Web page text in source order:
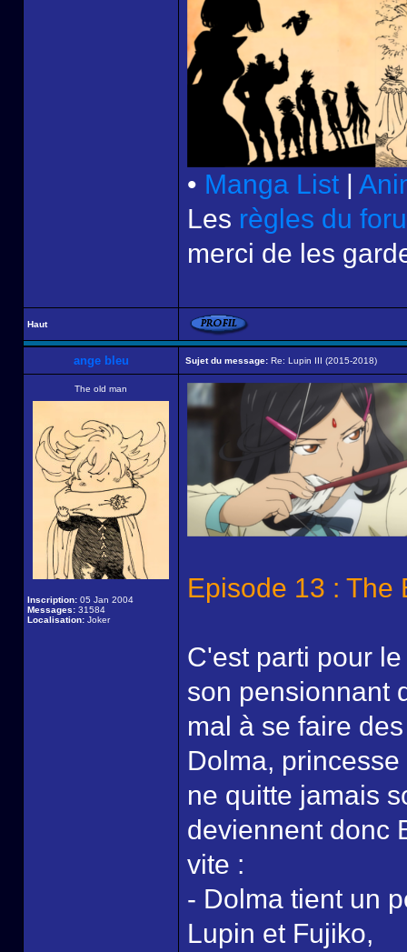
• Manga List |
Les règles du
merci de les
Haut
ange bleu Sujet du message: Re: Lupin III (2015-2018)
The old man
Inscription: 05 Jan 2004
Messages: 31584
Localisation: Joker
Episode 13 : The
C'est parti pour
son pensionnant
mal à se faire
Dolma,
ne quitte jamais
deviennent donc
vite :
- Dolma tient un
Lupin et Fujiko,